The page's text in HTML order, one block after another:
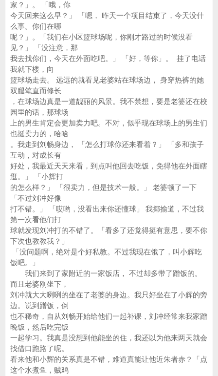
家？」。 「哦，你
今天回来这么早？」 「嗯， 昨天一个项目结束了，今天没什
么事。你们在哪
呢？」。「我们在小区篮球场呢，你刚才路过的时候没看
见？」 「没注意，那
我去找你们，今天在外面吃吧。」 「好，等你」。 挂了电话
我就下楼，向
篮球场走去。 远远的就看见老婆站在球场边， 身穿热裤的她
双腿笔直而修长
，在球场边真是一道靓丽的风景。我不禁想，要是老婆还在校
园里的话，那球场
上的男生肯定会更加卖力吧。不对，似乎现在球场上的男生们
也挺卖力的，哈哈
。我走到刘畅身边， 「怎么打球你还来看着？」 「多和孩子
互动，对成长有
好处，我最近天天来看，到点叫他回去吃饭，免得他在外面瞎
逛。」 「小辉打
的怎么样？」 「很卖力，但是技术一般。」 老婆顿了一下
「不过刘冲好像
打不错。」 「哎哟，没看出来你还懂球」 我揶揄道，不过我
第一次看他们打
球就发现刘冲打的不错了。「看多了还觉得挺有意思，要不你
下次也教教我？」
「没问题啊，绝对是个好私教。不过我现在饿了，叫小辉吃
饭吧。」
我们来到了家附近的一家饭店， 不过却多带了蹭饭的。
而且老婆刚坐下，
刘冲就大大咧咧的坐在了老婆的身边。我只好坐在了小辉的旁
边。说到蹭饭，倒
也不稀奇，自从刘畅开始给他们一起补课，刘冲经常来我家蹭
晚饭，然后吃完饭
一起学习。我真是没想到他能坐的住，我还以为他来两天就会
找借口跑路了呢。
看来他和小辉的关系真是不错，难道真能让他近朱者赤？「点
这个水煮鱼，贼鸡